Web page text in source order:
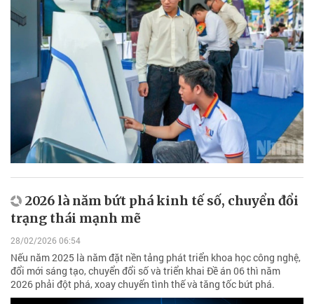
2026 là năm bứt phá kinh tế số, chuyển đổi
trạng thái mạnh mẽ
28/02/2026 06:54
Nếu năm 2025 là năm đặt nền tảng phát triển khoa học công nghệ,
đổi mới sáng tạo, chuyển đổi số và triển khai Đề án 06 thì năm
2026 phải đột phá, xoay chuyển tình thế và tăng tốc bứt phá.